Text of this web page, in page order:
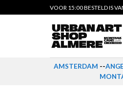
to
VOOR 15:00 BESTELD IS
AMSTERDAM --